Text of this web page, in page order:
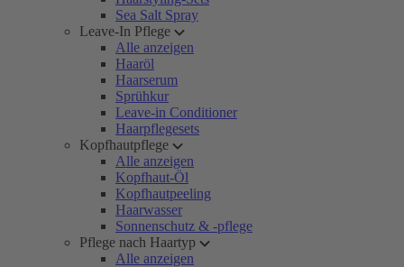
Sea Salt Spray
Leave-In Pflege
Alle anzeigen
Haaröl
Haarserum
Sprühkur
Leave-in Conditioner
Haarpflegesets
Kopfhautpflege
Alle anzeigen
Kopfhaut-Öl
Kopfhautpeeling
Haarwasser
Sonnenschutz & -pflege
Pflege nach Haartyp
Alle anzeigen